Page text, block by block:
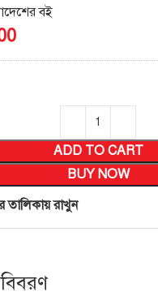
বই
ADD TO CART
BUY NOW
তালিকায় রাখুন